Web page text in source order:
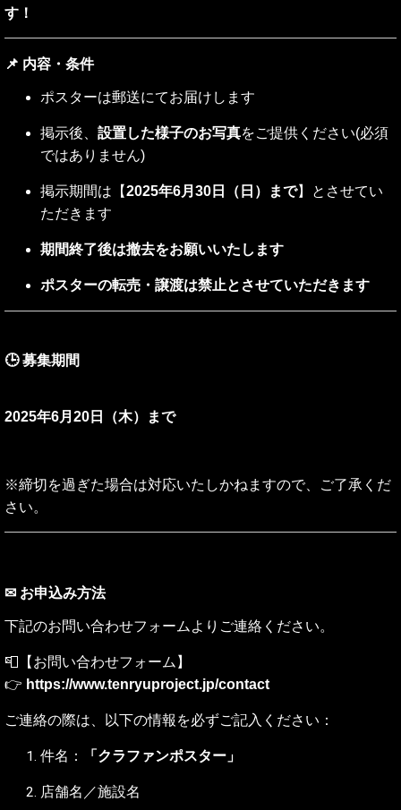
す！
📌 内容・条件
ポスターは郵送にてお届けします
掲示後、 設置した様子のお写真をご提供ください(必須
ではありません)
掲示期間は【2025年6月30日（日）まで】とさせてい
ただきます
期間終了後は撤去をお願いいたします
ポスターの転売・譲渡は禁止とさせていただきます
🕒 募集期間
2025年6月20日（木）まで
※締切を過ぎた場合は対応いたしかねますので、ご了承くだ
さい。
✉ お申込み方法
下記のお問い合わせフォームよりご連絡ください。
📮【お問い合わせフォーム】
👉 https://www.tenryuproject.jp/contact
ご連絡の際は、以下の情報を必ずご記入ください：
件名： 「クラファンポスター」
店舗名／施設名